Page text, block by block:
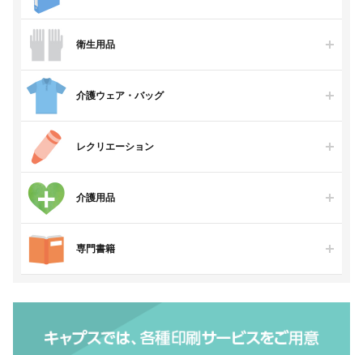
衛生用品
介護ウェア・バッグ
レクリエーション
介護用品
専門書籍